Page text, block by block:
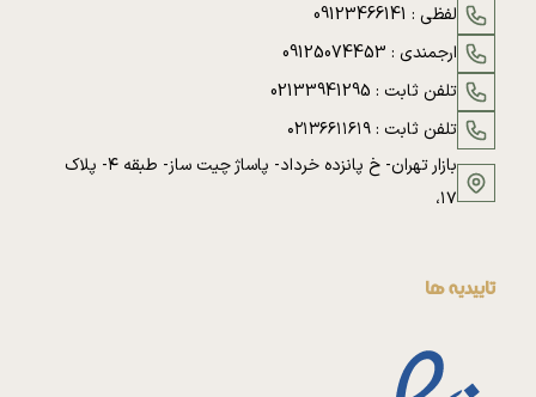
لفظی : 09123466141
ارجمندی : 09125074453
تلفن ثابت : 02133941295
تلفن ثابت :۰۲۱۳۶۶۱۱۶۱۹
بازار تهران- خ پانزده خرداد- پاساژ چیت ساز- طبقه ۴- پلاک
۱۷،
تاییدیه ها